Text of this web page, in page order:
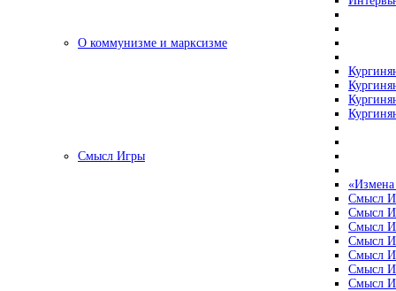
О коммунизме и марксизме
Смысл Игры
«Измена
Смысл
Смысл
Смысл
Смысл
Смысл
Смысл
Смысл